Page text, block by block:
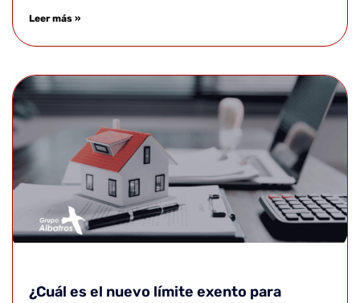
Leer más »
¿Cuál es el nuevo límite exento para